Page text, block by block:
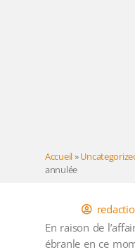
Accueil»
annulée
En raison de
ébranle en ce